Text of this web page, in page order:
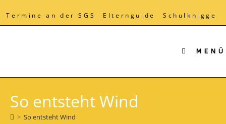
springen
Termine an der SGS Elternguide Schulknigge
MENÜ
So entsteht Wind
> So entsteht Wind